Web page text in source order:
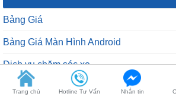
Bảng Giá
Bảng Giá Màn Hình Android
Dịch vụ chăm sóc xe
Dịch vụ sửa chữa
Trang chủ Hotline Tư Vấn Nhắn tin